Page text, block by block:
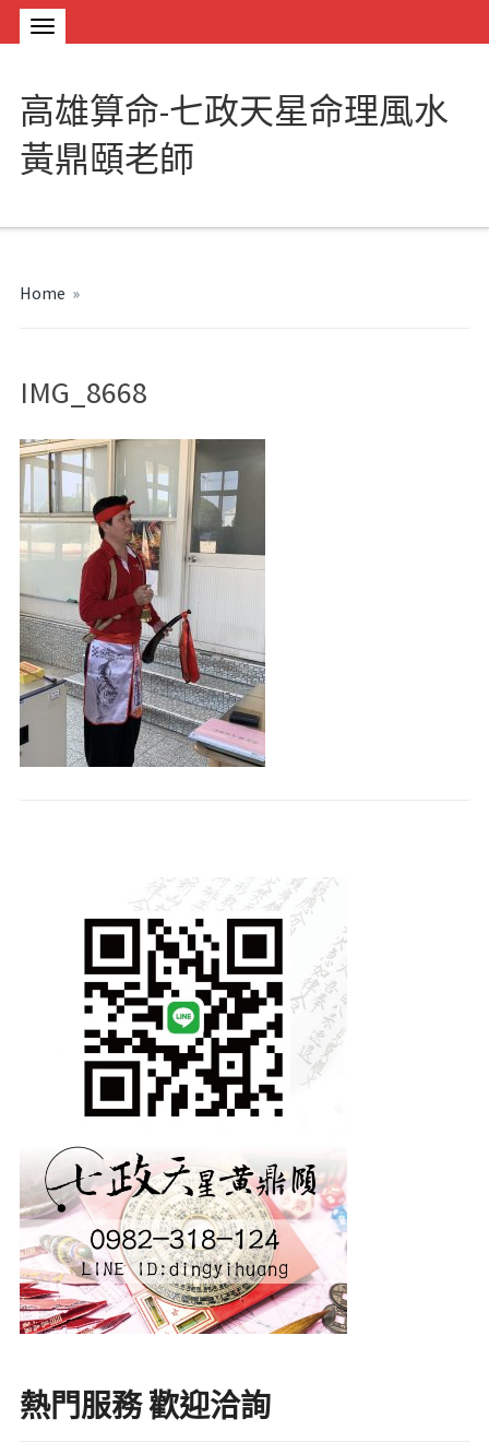
高雄算命-七政天星命理風水
黃鼎頤老師
Home »
IMG_8668
熱門服務 歡迎洽詢